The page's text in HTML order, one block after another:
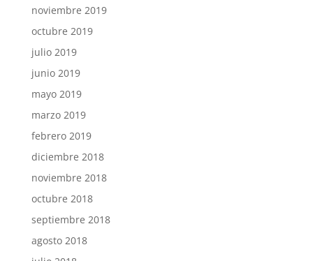
noviembre 2019
octubre 2019
julio 2019
junio 2019
mayo 2019
marzo 2019
febrero 2019
diciembre 2018
noviembre 2018
octubre 2018
septiembre 2018
agosto 2018